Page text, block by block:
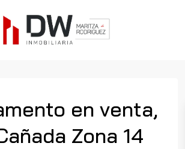
en venta,
Zona 14